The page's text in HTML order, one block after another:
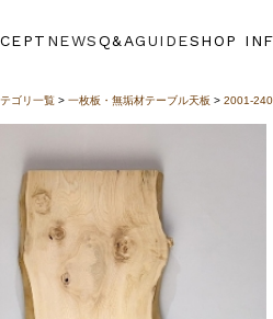
NEWSQ&AGUIDESHOP
ゴリ一覧> 一枚板・無垢材テーブル天板 > 2001-